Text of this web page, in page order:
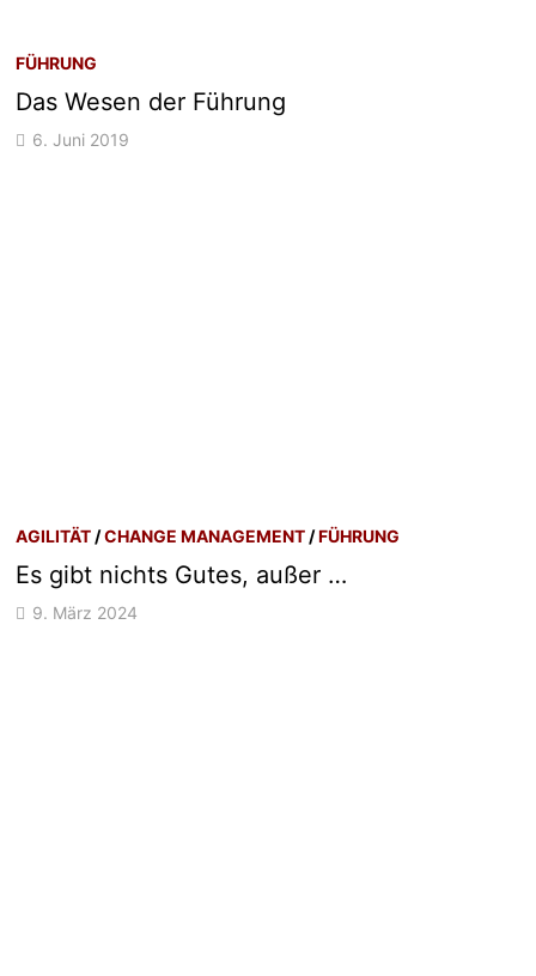
FÜHRUNG
Das Wesen der Führung
6. Juni 2019
AGILITÄT /CHANGE MANAGEMENT /FÜHRUNG
Es gibt nichts Gutes, außer …
9. März 2024